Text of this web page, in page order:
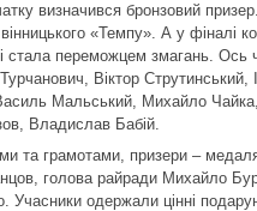
визначився бронзовий
«Темпу». А у
стала переможцем змагань. Ось
Віктор
Мальський, Михайло
Владислав Бабій.
та грамотами, призери –
голова райради Михайло
Учасники одержали цінні